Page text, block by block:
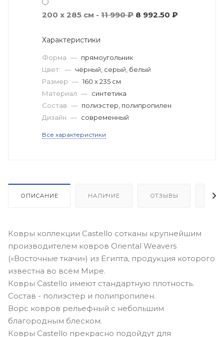
200 x 285 см - 11 990 ₽ 8 992.50 ₽
Характеристики
Форма — прямоугольник
Цвет: — чёрный, серый, белый
Размер — 160 x 235 см
Материал — синтетика
Состав — полиэстер, полипропилен
Дизайн — современный
Все характеристики
ОПИСАНИЕ НАЛИЧИЕ ОТЗЫВЫ
Ковры коллекции Castello сотканы крупнейшим
производителем ковров Oriental Weavers
(«Восточные ткачи») из Египта, продукция которого
известна во всём Мире.
Ковры Castello имеют стандартную плотность.
Состав - полиэстер и полипропилен.
Ворс ковров рельефный с небольшим
благородным блеском.
Ковры Castello прекрасно подойдут для